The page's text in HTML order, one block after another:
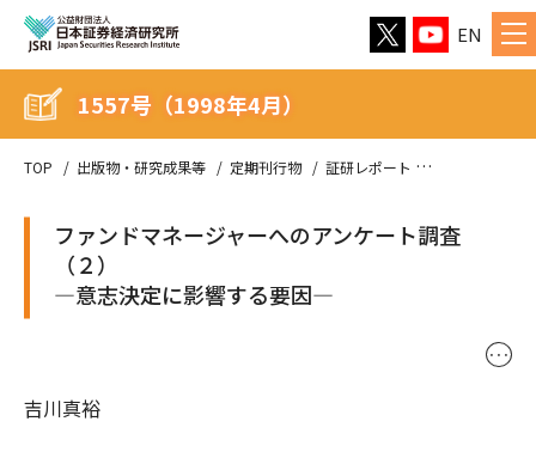
EN
TOP 出版物・研究成果等 定期刊行物 証研レポート
1557号（1998年4月）
ファンドマネージャーへのアンケート調査
（２）
―意志決定に影響する要因―
･･･
吉川真裕